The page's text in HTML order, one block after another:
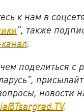
к нам в
", также
.
поделиться с
новости
.